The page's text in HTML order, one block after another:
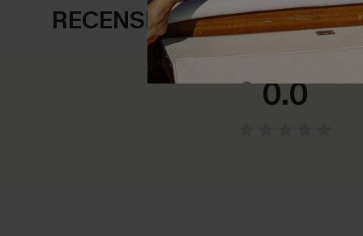
RECENSIONI DEI CLIENTI
0.0